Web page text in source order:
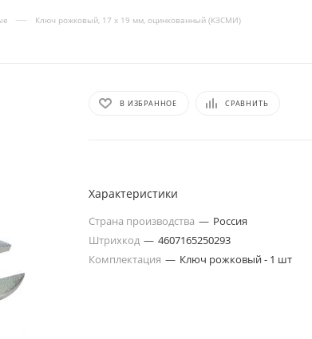
— Ключ рожковый, 17 х 19 мм, оцинкованный (КЗСМИ)
В ИЗБРАННОЕ СРАВНИТЬ
Характеристики
Страна производства — Россия
Штрихкод — 4607165250293
Комплектация — Ключ рожковый - 1 шт